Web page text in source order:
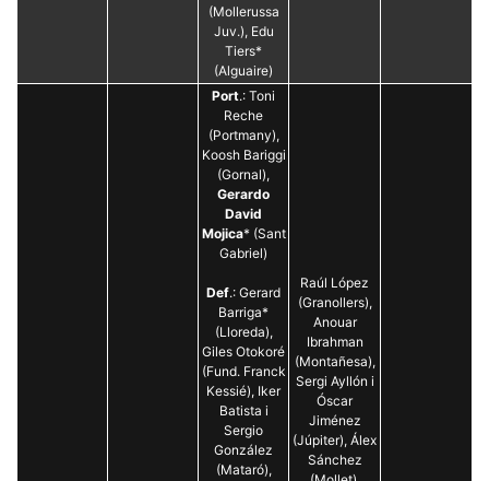
(Mollerussa
Juv.), Edu
Tiers*
(Alguaire)
Port.: Toni
Reche
(Portmany),
Koosh Bariggi
(Gornal),
Gerardo
David
Mojica* (Sant
Gabriel)
Def.: Gerard
Barriga*
(Lloreda),
Giles Otokoré
(Fund. Franck
Kessié), Iker
Batista i
Sergio
González
(Mataró),
Raúl López
(Granollers),
Anouar
Ibrahman
(Montañesa),
Sergi Ayllón i
Óscar
Jiménez
(Júpiter), Álex
Sánchez